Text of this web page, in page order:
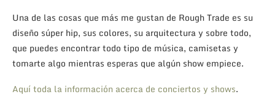
Una de las cosas que más me gustan de Rough Trade es su
diseño súper hip, sus colores, su arquitectura y sobre todo,
que puedes encontrar todo tipo de música, camisetas y
tomarte algo mientras esperas que algún show empiece.
Aquí toda la información acerca de conciertos y shows.